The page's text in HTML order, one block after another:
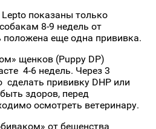
показаны только
8-9 недель от
еще одна прививка.
щенков (Puppy DP)
4-6 недель. Через 3
прививку DHP или
здоров, перед
осмотреть ветеринару.
от бешенства